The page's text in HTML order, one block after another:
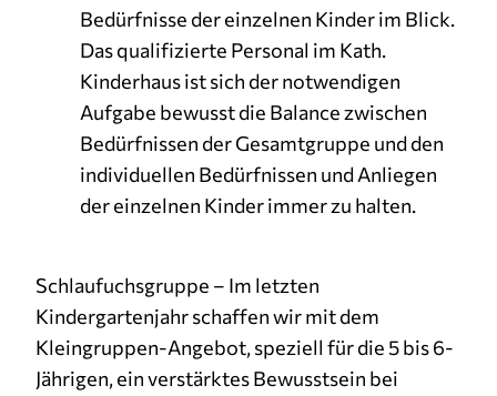
Bedürfnisse der einzelnen Kinder im Blick.
Das qualifizierte Personal im Kath.
Kinderhaus ist sich der notwendigen
Aufgabe bewusst die Balance zwischen
Bedürfnissen der Gesamtgruppe und den
individuellen Bedürfnissen und Anliegen
der einzelnen Kinder immer zu halten.
Schlaufuchsgruppe – Im letzten
Kindergartenjahr schaffen wir mit dem
Kleingruppen-Angebot, speziell für die 5 bis 6-
Jährigen, ein verstärktes Bewusstsein bei